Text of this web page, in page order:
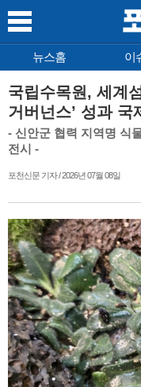
뉴스홈 이
국립수목원, 세계
거버넌스’ 성과 국
- 신안군 협력 지역명 식
전시 -
포천신문 기자 / 2026년 07월 08일